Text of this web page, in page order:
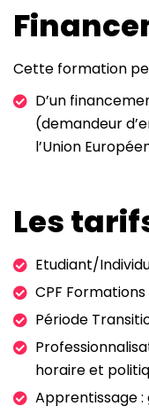
Cette formation
D’un
(demandeur
l’Union
Les
Etudiant/
CPF
Période
horaire et
Apprentissage